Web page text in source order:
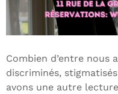
Combien d’entre nous
discriminés,
avons une autre